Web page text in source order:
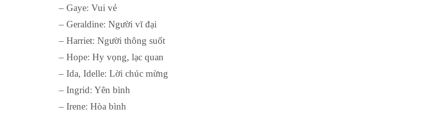
– Gaye: Vui vẻ
– Geraldine: Người vĩ đại
– Harriet: Người thông suốt
– Hope: Hy vọng, lạc quan
– Ida, Idelle: Lời chúc mừng
– Ingrid: Yên bình
– Irene: Hòa bình